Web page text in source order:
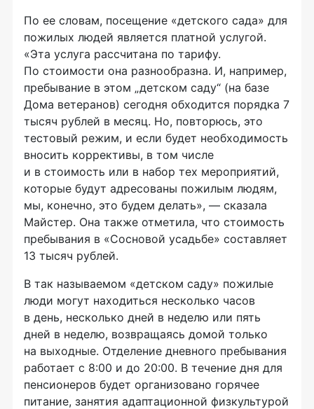
По ее словам, посещение «детского сада» для
пожилых людей является платной услугой.
«Эта услуга рассчитана по тарифу.
По стоимости она разнообразна. И, например,
пребывание в этом „детском саду“ (на базе
Дома ветеранов) сегодня обходится порядка 7
тысяч рублей в месяц. Но, повторюсь, это
тестовый режим, и если будет необходимость
вносить коррективы, в том числе
и в стоимость или в набор тех мероприятий,
которые будут адресованы пожилым людям,
мы, конечно, это будем делать», — сказала
Майстер. Она также отметила, что стоимость
пребывания в «Сосновой усадьбе» составляет
13 тысяч рублей.
В так называемом «детском саду» пожилые
люди могут находиться несколько часов
в день, несколько дней в неделю или пять
дней в неделю, возвращаясь домой только
на выходные. Отделение дневного пребывания
работает с 8:00 и до 20:00. В течение дня для
пенсионеров будет организовано горячее
питание, занятия адаптационной физкультурой